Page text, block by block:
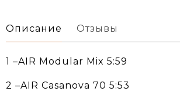
Описание Отзывы
1 –AIR Modular Mix 5:59
2 –AIR Casanova 70 5:53